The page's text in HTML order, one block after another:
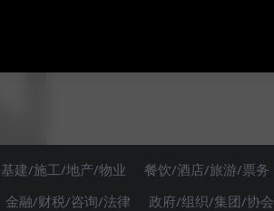
基建/施工/地产/物业 餐饮/酒店/旅游/票务
金融/财税/咨询/法律 政府/组织/集团/协会